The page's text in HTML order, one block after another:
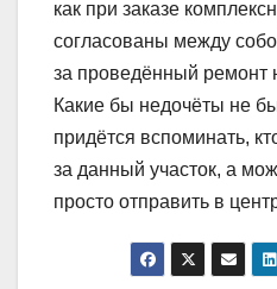
как при заказе
согласованы между
за проведённый ремонт
Какие бы недочёты не
придётся вспоминать,
за данный участок, а
просто отправить в